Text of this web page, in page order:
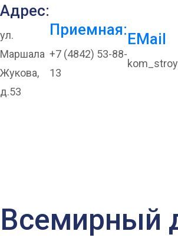
Адрес:
ул.
Маршала
Жукова,
д.53
Приемная:
+7 (4842) 53-88-
13
EMail
Всемирный